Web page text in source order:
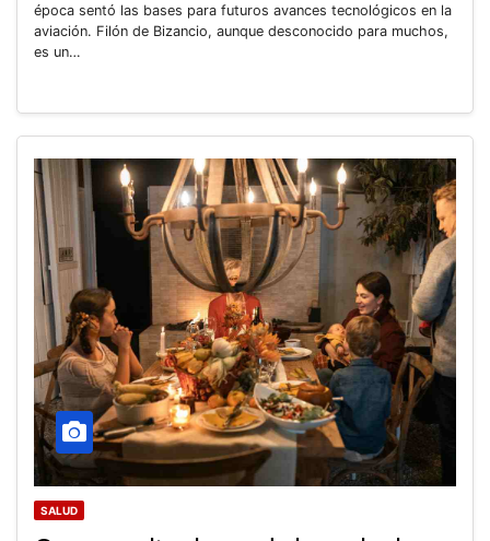
época sentó las bases para futuros avances tecnológicos en la
aviación. Filón de Bizancio, aunque desconocido para muchos,
es un…
SALUD